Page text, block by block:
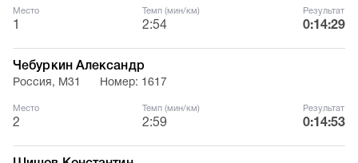
Место Темп (мин/км)
2:54
Результат
0:14:29
Чебуркин Александр
Россия, М31 Номер: 1617
Место
2
Темп (мин/км)
2:59
Результат
0:14:53